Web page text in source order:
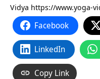
Vidya https://www.yoga-
Facebook
LinkedIn
Copy Link